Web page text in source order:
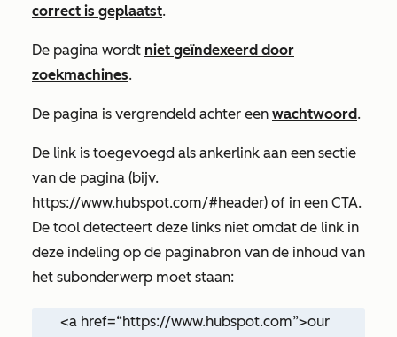
correct is geplaatst.
De pagina wordt niet geïndexeerd door
zoekmachines.
De pagina is vergrendeld achter een wachtwoord.
De link is toegevoegd als ankerlink aan een sectie
van de pagina (bijv.
https://www.hubspot.com/#header) of in een CTA.
De tool detecteert deze links niet omdat de link in
deze indeling op de paginabron van de inhoud van
het subonderwerp moet staan:
<a href=“https://www.hubspot.com”>our